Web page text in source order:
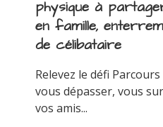
physique à
en famille,
de célibataire
Relevez le défi
vous dépasser, vous
vos amis...